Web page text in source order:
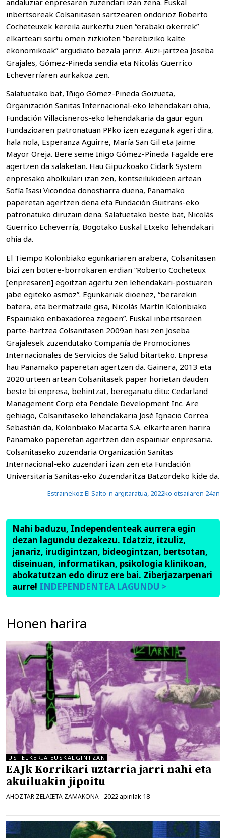
inbertsoreak Colsanitasen sartzearen ondorioz Roberto
Cocheteuxek kereila aurkeztu zuen “erabaki okerrek”
elkarteari sortu omen zizkioten “berebiziko kalte
ekonomikoak” argudiato bezala jarriz. Auzi-jartzea Joseba
Grajales, Gómez-Pineda sendia eta Nicolás Guerrico
Echeverríaren aurkakoa zen.
Salatuetako bat, Iñigo Gómez-Pineda Goizueta,
Organización Sanitas Internacional-eko lehendakari ohia,
Fundación Villacisneros-eko lehendakaria da gaur egun.
Fundazioaren patronatuan PPko izen ezagunak ageri dira,
hala nola, Esperanza Aguirre, María San Gil eta Jaime
Mayor Oreja. Bere seme Iñigo Gómez-Pineda Fagalde ere
agertzen da salaketan. Hau Gipuzkoako Cidark System
enpresako aholkulari izan zen, kontseilukideen artean
Sofía Isasi Vicondoa donostiarra duena, Panamako
paperetan agertzen dena eta Fundación Guitrans-eko
patronatuko diruzain dena. Salatuetako beste bat, Nicolás
Guerrico Echeverría, Bogotako Euskal Etxeko lehendakari
ohia da.
El Tiempo Kolonbiako egunkariaren arabera, Colsanitasen
bizi zen botere-borrokaren erdian “Roberto Cocheteux
[enpresaren] egoitzan agertu zen lehendakari-postuaren
jabe egiteko asmoz”. Egunkariak dioenez, “berarekin
batera, eta bermatzaile gisa, Nicolás Martín Kolonbiako
Espainiako enbaxadorea zegoen”. Euskal inbertsoreen
parte-hartzea Colsanitasen 2009an hasi zen Joseba
Grajalesek zuzendutako Compañía de Promociones
Internacionales de Servicios de Salud bitarteko. Enpresa
hau Panamako paperetan agertzen da. Gainera, 2013 eta
2020 urteen artean Colsanitasek paper horietan dauden
beste bi enpresa, behintzat, bereganatu ditu: Cedarland
Management Corp eta Pendale Development Inc. Are
gehiago, Colsanitaseko lehendakaria José Ignacio Correa
Sebastián da, Kolonbiako Macarta S.A. elkartearen harira
Panamako paperetan agertzen den espainiar enpresaria.
Colsanitaseko zuzendaria Organización Sanitas
Internacional-eko zuzendari izan zen eta Fundación
Universitaria Sanitas-eko Zuzendaritza Batzordeko kide da.
Estrainekoz El Salto-n argitaratua, 2022ko otsailaren 24an
Nahi baduzu, Independenteak aurrera egin
dezan lagundu dezakezu. Idatziz, itzuliz,
janariz, irudigintzan, bideogintzan, bertsotan,
diseinuan, informatikan, psikologia klinikoan,
abokatutzan edo diruz ere bai. Ziberjazarpenari
aurre! INDEPENDENTEA LAGUNDU >
Honen harira
USTELKERIA EUSKALGINTZAN
EAJk Korrikari uztarria jarri nahi eta
akuiluakin jipoitu
AHOZTAR ZELAIETA ZAMAKONA - 2022 apirilak 18